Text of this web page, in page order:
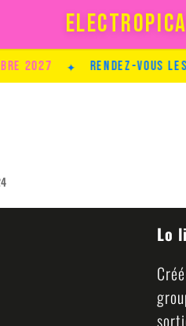
✦ Rendez-vous les 09-
Lo